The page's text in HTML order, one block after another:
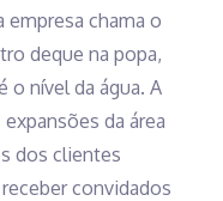
chama o
deque na popa,
o nível da água. A
da área
dos clientes
convidados